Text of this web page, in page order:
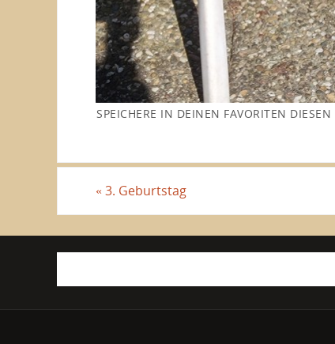
SPEICHERE IN DEINEN FAVORITEN DIESEN
« 3. Geburtstag